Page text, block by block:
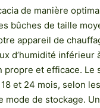
de manière
bûches de taille
appareil de
d’humidité inférieur
et efficace. Le
et 24 mois, selon
mode de stockage.